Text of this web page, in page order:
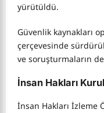
yürütüldü.
Güvenlik kaynakları
çerçevesinde
ve soruşturmaların
İnsan Hakları
İnsan Hakları İzleme